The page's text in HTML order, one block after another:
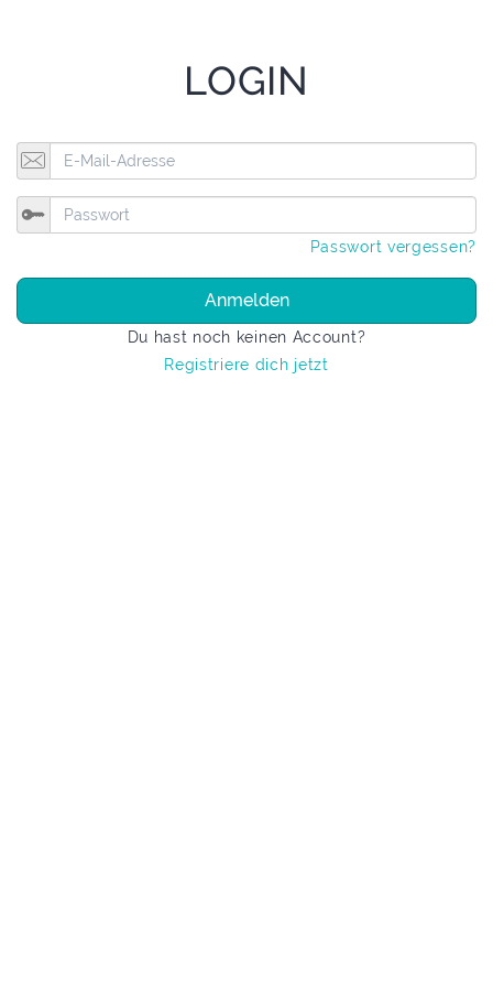
LOGIN
Passwort vergessen?
Anmelden
Du hast noch keinen Account?
Registriere dich jetzt